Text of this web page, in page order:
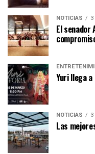
NOTICIAS 3
El
Yuri llega
NOTICIAS 3
Las